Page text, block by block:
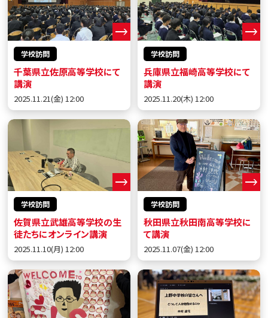
学校訪問
千葉県立佐原高等学校にて
講演
2025.11.21(金) 12:00
学校訪問
兵庫県立福崎高等学校にて
講演
2025.11.20(木) 12:00
学校訪問
佐賀県立武雄高等学校の生
徒たちにオンライン講演
2025.11.10(月) 12:00
学校訪問
秋田県立秋田南高等学校に
て講演
2025.11.07(金) 12:00